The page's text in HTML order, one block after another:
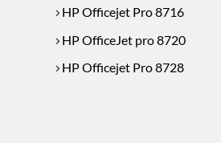
HP Officejet Pro 8716
HP OfficeJet pro 8720
HP Officejet Pro 8728